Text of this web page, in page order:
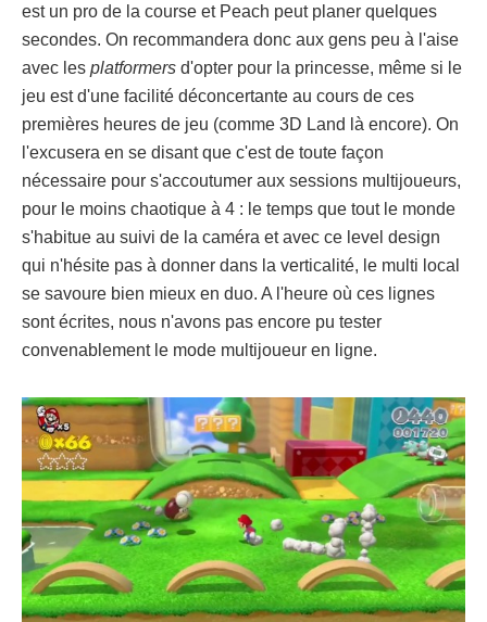
est un pro de la course et Peach peut planer quelques
secondes. On recommandera donc aux gens peu à l'aise
avec les platformers d'opter pour la princesse, même si le
jeu est d'une facilité déconcertante au cours de ces
premières heures de jeu (comme 3D Land là encore). On
l'excusera en se disant que c'est de toute façon
nécessaire pour s'accoutumer aux sessions multijoueurs,
pour le moins chaotique à 4 : le temps que tout le monde
s'habitue au suivi de la caméra et avec ce level design
qui n'hésite pas à donner dans la verticalité, le multi local
se savoure bien mieux en duo. A l'heure où ces lignes
sont écrites, nous n'avons pas encore pu tester
convenablement le mode multijoueur en ligne.